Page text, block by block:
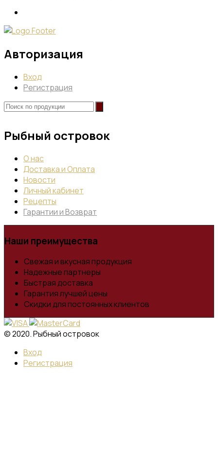
Авторизация
Вход
Регистрация
Рыбный островок
О нас
Доставка и Оплата
Новости
Личный кабинет
Рецепты
Гарантии и Возврат
Наши преимущества
Свежая и вкусная продукция
Надежные партнеры
Быстрая доставка
Гарантия лучшей цены
Скидки для постоянных клиентов
© 2020. Рыбный островок
Вход
Регистрация